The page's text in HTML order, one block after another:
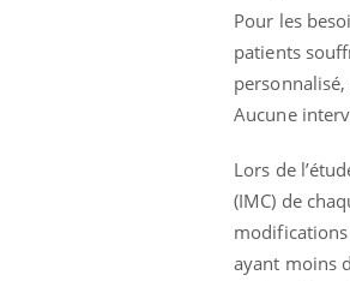
Pour les
patients
Aucune
Lors de
(IMC) de
ayant moins